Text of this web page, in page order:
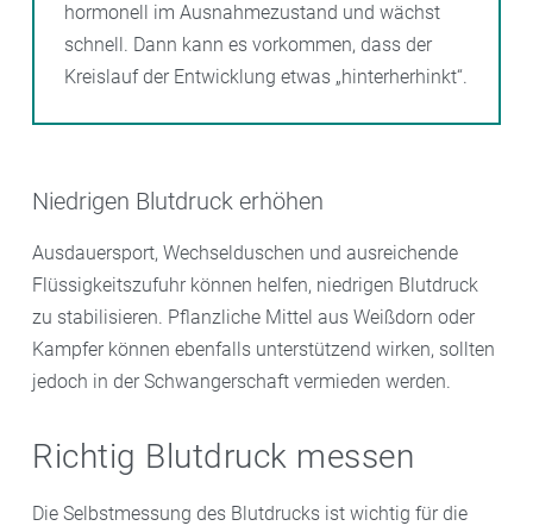
hormonell im Ausnahmezustand und wächst
schnell. Dann kann es vorkommen, dass der
Kreislauf der Entwicklung etwas „hinterherhinkt“.
Niedrigen Blutdruck erhöhen
Ausdauersport, Wechselduschen und ausreichende
Flüssigkeitszufuhr können helfen, niedrigen Blutdruck
zu stabilisieren. Pflanzliche Mittel aus Weißdorn oder
Kampfer können ebenfalls unterstützend wirken, sollten
jedoch in der Schwangerschaft vermieden werden.
Richtig Blutdruck messen
Die Selbstmessung des Blutdrucks ist wichtig für die